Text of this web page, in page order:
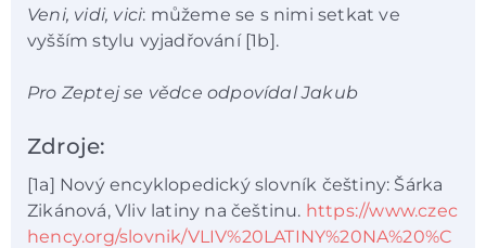
Veni, vidi, vici: můžeme se s nimi setkat ve
vyšším stylu vyjadřování [1b].
Pro Zeptej se vědce odpovídal Jakub
Zdroje:
[1a] Nový encyklopedický slovník češtiny: Šárka
Zikánová, Vliv latiny na češtinu. https://www.czec
hency.org/slovnik/VLIV%20LATINY%20NA%20%C